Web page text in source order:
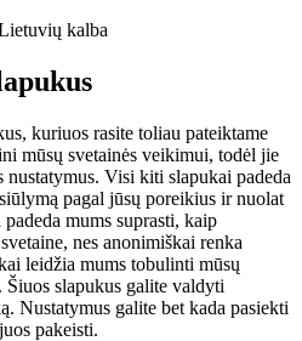
kalba
kuriuos rasite toliau pateiktame
mūsų svetainės veikimui, todėl jie
nustatymus. Visi kiti slapukai padeda
pagal jūsų poreikius ir nuolat
mums suprasti, kaip
nes anonimiškai renka
leidžia mums tobulinti mūsų
slapukus galite valdyti
Nustatymus galite bet kada pasiekti
pakeisti.